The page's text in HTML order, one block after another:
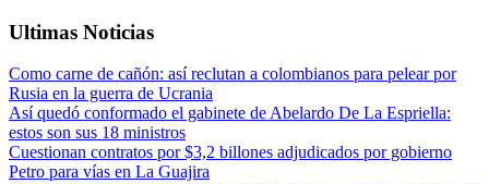
Ultimas Noticias
Como carne de cañón: así reclutan a colombianos para pelear por
Rusia en la guerra de Ucrania
Así quedó conformado el gabinete de Abelardo De La Espriella:
estos son sus 18 ministros
Cuestionan contratos por $3,2 billones adjudicados por gobierno
Petro para vías en La Guajira